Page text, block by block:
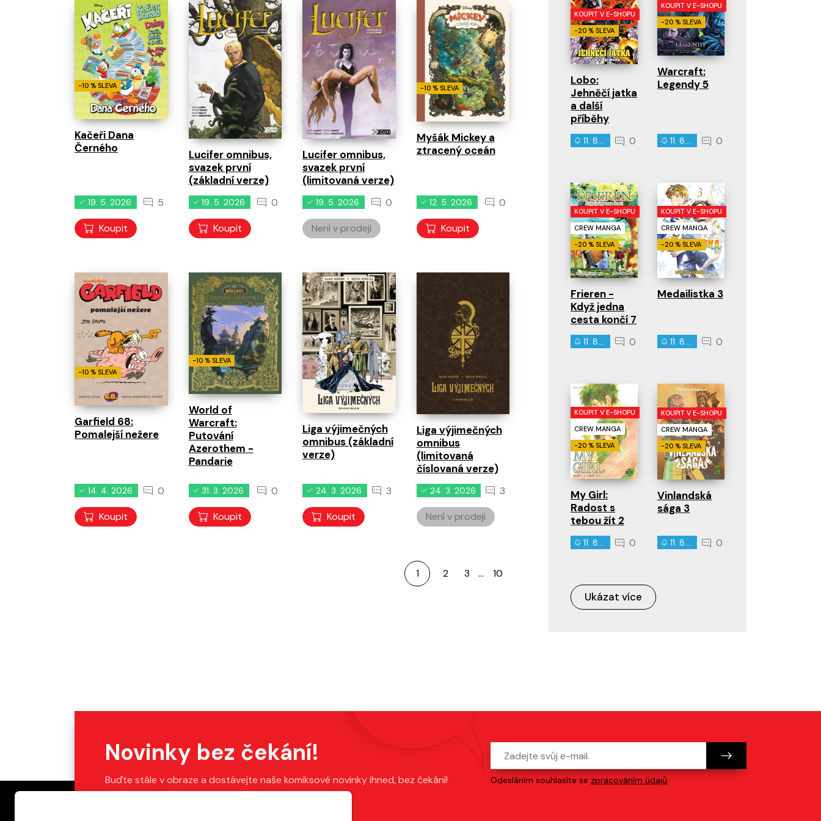
-10 % SLEVA
Kačeři Dana
Černého
19. 5. 2026
5
Koupit
Lucifer omnibus,
svazek první
(základní verze)
19. 5. 2026
0
Koupit
Lucifer omnibus,
svazek první
(limitovaná verze)
19. 5. 2026
0
Není v prodeji
-10 % SLEVA
Myšák Mickey a
ztracený oceán
12. 5. 2026
0
Koupit
-10 % SLEVA
Garfield 68:
Pomalejší nežere
14. 4. 2026
0
Koupit
-10 % SLEVA
World of
Warcraft:
Putování
Azerothem -
Pandarie
31. 3. 2026
0
Koupit
Liga výjimečných
omnibus (základní
verze)
24. 3. 2026
3
Koupit
Liga výjimečných
omnibus
(limitovaná
číslovaná verze)
24. 3. 2026
3
Není v prodeji
1 2 3 … 10
KOUPIT V E-SHOPU
-20 % SLEVA
Lobo:
Jehněčí jatka
a další
příběhy
11. 8. 2026 0
KOUPIT V E-SHOPU
-20 % SLEVA
Warcraft:
Legendy 5
11. 8. 2026 0
KOUPIT V E-SHOPU
CREW MANGA
-20 % SLEVA
Frieren -
Když jedna
cesta končí 7
11. 8. 2026 0
KOUPIT V E-SHOPU
CREW MANGA
-20 % SLEVA
Medailistka 3
11. 8. 2026 0
KOUPIT V E-SHOPU
CREW MANGA
-20 % SLEVA
My Girl:
Radost s
tebou žít 2
11. 8. 2026 0
KOUPIT V E-SHOPU
CREW MANGA
-20 % SLEVA
Vinlandská
sága 3
11. 8. 2026 0
Ukázat více
Novinky bez čekání!
Buďte stále v obraze a dostávejte naše komiksové novinky ihned, bez čekání!
Stačí vyplnit váš e-mail.
Odesláním souhlasíte se zpracováním údajů.